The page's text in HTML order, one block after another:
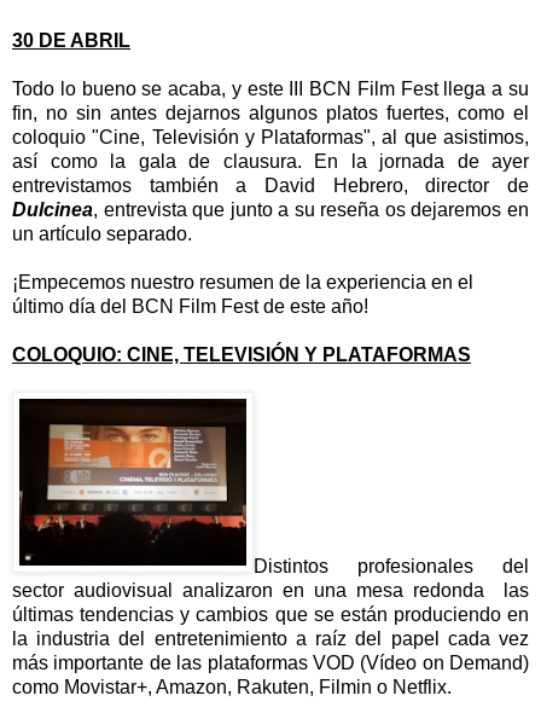
30 DE ABRIL
Todo lo bueno se acaba, y este III BCN Film Fest llega a su
fin, no sin antes dejarnos algunos platos fuertes, como el
coloquio "Cine, Televisión y Plataformas", al que asistimos,
así como la gala de clausura. En la jornada de ayer
entrevistamos también a David Hebrero, director de
Dulcinea, entrevista que junto a su reseña os dejaremos en
un artículo separado.
¡Empecemos nuestro resumen de la experiencia en el
último día del BCN Film Fest de este año!
COLOQUIO: CINE, TELEVISIÓN Y PLATAFORMAS
Distintos profesionales del
sector audiovisual analizaron en una mesa redonda las
últimas tendencias y cambios que se están produciendo en
la industria del entretenimiento a raíz del papel cada vez
más importante de las plataformas VOD (Vídeo on Demand)
como Movistar+, Amazon, Rakuten, Filmin o Netflix.